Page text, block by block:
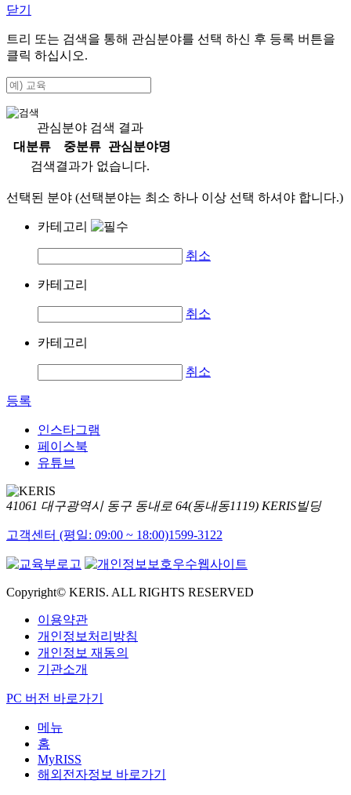
닫기
트리 또는 검색을 통해 관심분야를 선택 하신 후 등록 버튼을
클릭 하십시오.
관심분야 검색 결과
대분류
중분류
관심분야명
검색결과가 없습니다.
선택된 분야 (선택분야는 최소 하나 이상 선택 하셔야 합니다.)
카테고리
취소
카테고리
취소
카테고리
취소
등록
인스타그램
페이스북
유튜브
41061 대구광역시 동구 동내로 64(동내동1119) KERIS빌딩
고객센터 (평일: 09:00 ~ 18:00)1599-3122
Copyright© KERIS. ALL RIGHTS RESERVED
이용약관
개인정보처리방침
개인정보 재동의
기관소개
PC 버전 바로가기
메뉴
홈
MyRISS
해외전자정보 바로가기